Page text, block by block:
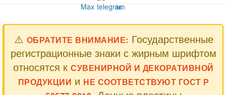
⚠️ ОБРАТИТЕ ВНИМАНИЕ: Государственные
регистрационные знаки с жирным шрифтом
относятся кСУВЕНИРНОЙ И ДЕКОРАТИВНОЙ
ПРОДУКЦИИ и НЕ СООТВЕТСТВУЮТ ГОСТ Р